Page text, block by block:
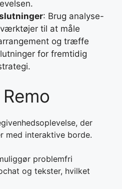
: Brug analyse-
til at måle
og træffe
for fremtidig
der
med interaktive borde.
problemfri
og tekster, hvilket